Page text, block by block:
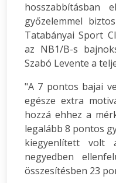
hosszabbításban
győzelemmel
Tatabányai Sport
az NB1/B-s
Szabó Levente a
"A 7 pontos bajai
egésze extra
hozzá ehhez a
legalább 8 pontos
kiegyenlített volt
negyedben
összesítésben 23